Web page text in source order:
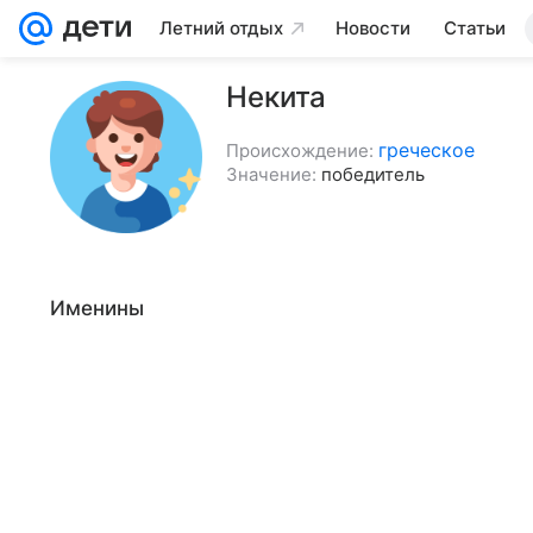
Летний отдых Новости Статьи
Некита
Происхождение: греческое
Значение: победитель
Именины